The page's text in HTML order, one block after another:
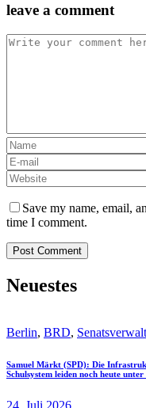
leave a comment
Save my name, email,
time I comment.
Neuestes
Berlin, BRD,
Samuel Märkt (SPD): Die
Schulsystem leiden noch heute